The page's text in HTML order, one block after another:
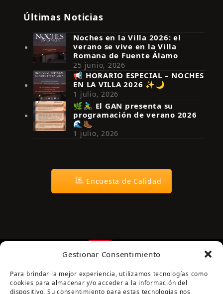
Gestionar Consentimiento
Para brindar la mejor experiencia, utilizamos tecnologías como
cookies para almacenar y/o acceder a la información del
dispositivo. Su consentimiento para estas tecnologías nos
Síguenos en Instagram
Últimas Noticias
Noches en la Villa 2026: el
verano se vive en la Villa
Romana de Fuente Álamo
25 junio, 2026
📢 HORARIO ESPECIAL – NOCHES
EN LA VILLA 2026 ✨🌙
1 julio, 2026
🌿🚴‍♂️ El GAN presenta su
programación de verano 2026
🌊🥾
1 julio, 2026
Encuesta de Calidad